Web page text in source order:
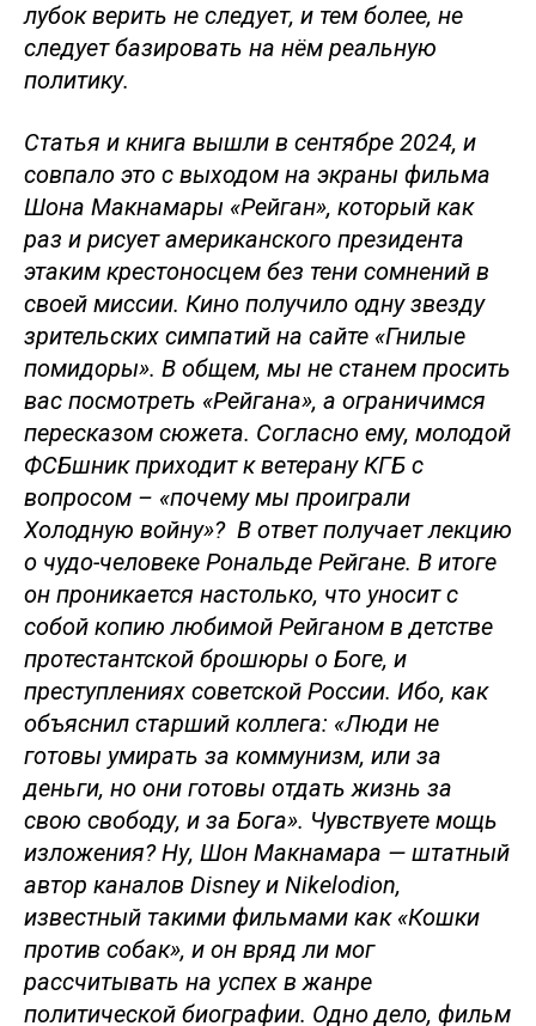
лубок верить не следует, и тем более, не
следует базировать на нём реальную
политику.
Статья и книга вышли в сентябре 2024, и
совпало это с выходом на экраны фильма
Шона Макнамары «Рейган», который как
раз и рисует американского президента
этаким крестоносцем без тени сомнений в
своей миссии. Кино получило одну звезду
зрительских симпатий на сайте «Гнилые
помидоры». В общем, мы не станем просить
вас посмотреть «Рейгана», а ограничимся
пересказом сюжета. Согласно ему, молодой
ФСБшник приходит к ветерану КГБ с
вопросом – «почему мы проиграли
Холодную войну»? В ответ получает лекцию
о чудо-человеке Рональде Рейгане. В итоге
он проникается настолько, что уносит с
собой копию любимой Рейганом в детстве
протестантской брошюры о Боге, и
преступлениях советской России. Ибо, как
объяснил старший коллега: «Люди не
готовы умирать за коммунизм, или за
деньги, но они готовы отдать жизнь за
свою свободу, и за Бога». Чувствуете мощь
изложения? Ну, Шон Макнамара — штатный
автор каналов Disney и Nikelodion,
известный такими фильмами как «Кошки
против собак», и он вряд ли мог
рассчитывать на успех в жанре
политической биографии. Одно дело, фильм